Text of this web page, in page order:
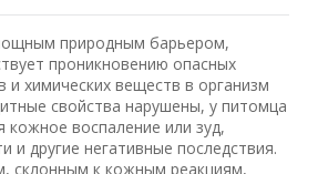
природным барьером,
проникновению опасных
и химических веществ в организм
свойства нарушены, у питомца
воспаление или зуд,
и другие негативные последствия.
склонным к кожным реакциям,